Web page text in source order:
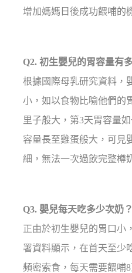
增加媽媽日後成功餵哺的
Q2. 初生嬰兒的胃容量有
根據國際母乳研究資料，
小，如以食物比喻他們的
里子般大，第3天胃容量
容量長至雞蛋般大，可見
細，無法一次過飲完整樽
Q3. 嬰兒每天吃多少次奶？
正由於初生嬰兒的胃口小
署資料顯示，在首天至少
頻密索食，每天需要餵哺